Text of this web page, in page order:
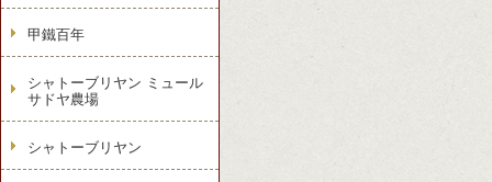
甲鐵百年
シャトーブリヤン ミュール
サドヤ農場
シャトーブリヤン